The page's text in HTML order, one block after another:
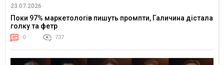
23.07.2026
Поки 97% маркетологів пишуть промпти, Галичина дістала
голку та фетр
0 737